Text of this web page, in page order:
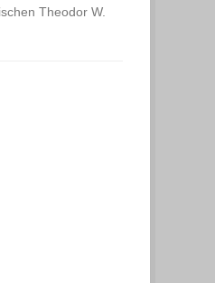
Theodor W.